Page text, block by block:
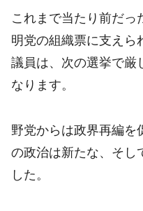
これまで当たり前だっ
明党の組織票に支えら
議員は、次の選挙で厳
なります。
野党からは政界再編を
の政治は新たな、そし
した。​